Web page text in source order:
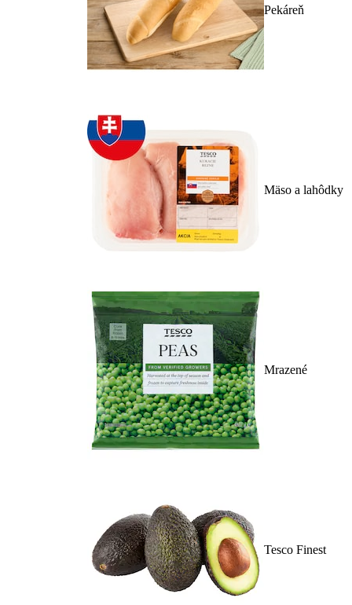
Pekáreň
Mäso a lahôdky
Mrazené
Tesco Finest